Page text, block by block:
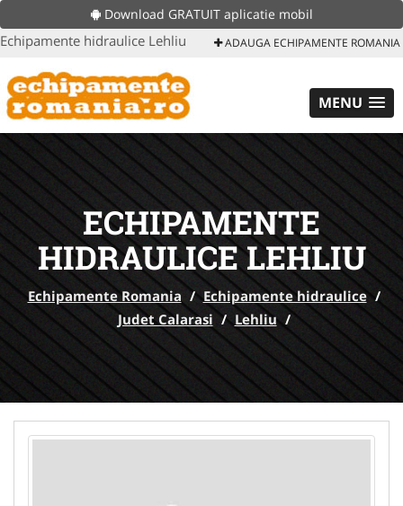
Download GRATUIT aplicatie mobil
Echipamente hidraulice Lehliu ADAUGA ECHIPAMENTE ROMANIA
MENU
ECHIPAMENTE
HIDRAULICE LEHLIU
Echipamente Romania / Echipamente hidraulice /
Judet Calarasi / Lehliu /